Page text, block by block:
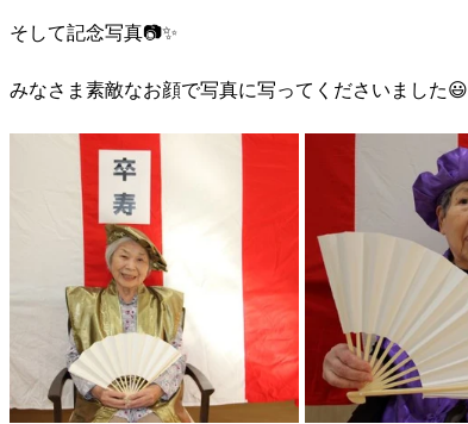
そして記念写真📷✨
みなさま素敵なお顔で写真に写ってくださいました😃